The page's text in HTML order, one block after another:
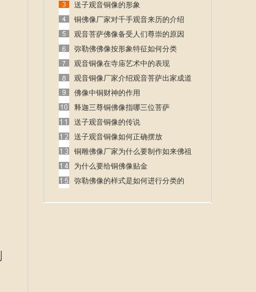
送子观音铜像的形象
铜佛像厂家对千手观音来历的介绍
观音菩萨佛像备受人们尊崇的原因
弥勒佛佛像按形象特征如何分类
观音铜像在寺庙艺术中的表现
观音铜像厂家介绍观音菩萨出家成道
的故事
佛像中铜财神的作用
释迦三尊铜佛像指哪三位菩萨
送子观音铜像的传说
送子观音铜像如何正确摆放
铜雕佛像厂家为什么要制作如来佛祖
呢
为什么要给铜佛像贴金
弥勒佛像的样式是如何进行分类的